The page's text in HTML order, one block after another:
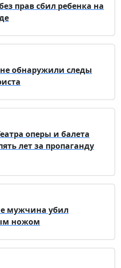
прав сбил ребенка на
обнаружили следы
оперы и балета
лет за пропаганду
мужчина убил
ножом